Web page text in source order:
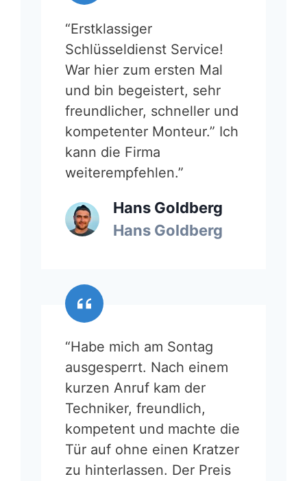
“Erstklassiger
Schlüsseldienst Service!
War hier zum ersten Mal
und bin begeistert, sehr
freundlicher, schneller und
kompetenter Monteur.” Ich
kann die Firma
weiterempfehlen.”
Hans Goldberg
Hans Goldberg
“Habe mich am Sontag
ausgesperrt. Nach einem
kurzen Anruf kam der
Techniker, freundlich,
kompetent und machte die
Tür auf ohne einen Kratzer
zu hinterlassen. Der Preis